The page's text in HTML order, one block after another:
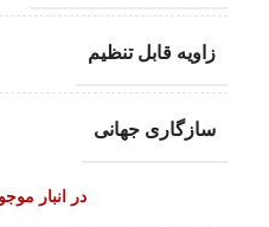
زاویه قابل تنظیم
سازگاری جهانی
در انبار